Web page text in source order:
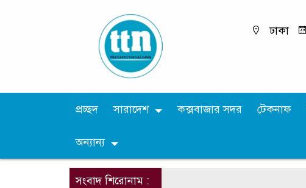
ঢাকা
প্রচ্ছদ সারাদেশ কক্সবাজার সদর টেকনাফ
অন্যান্য
সংবাদ শিরোনাম :